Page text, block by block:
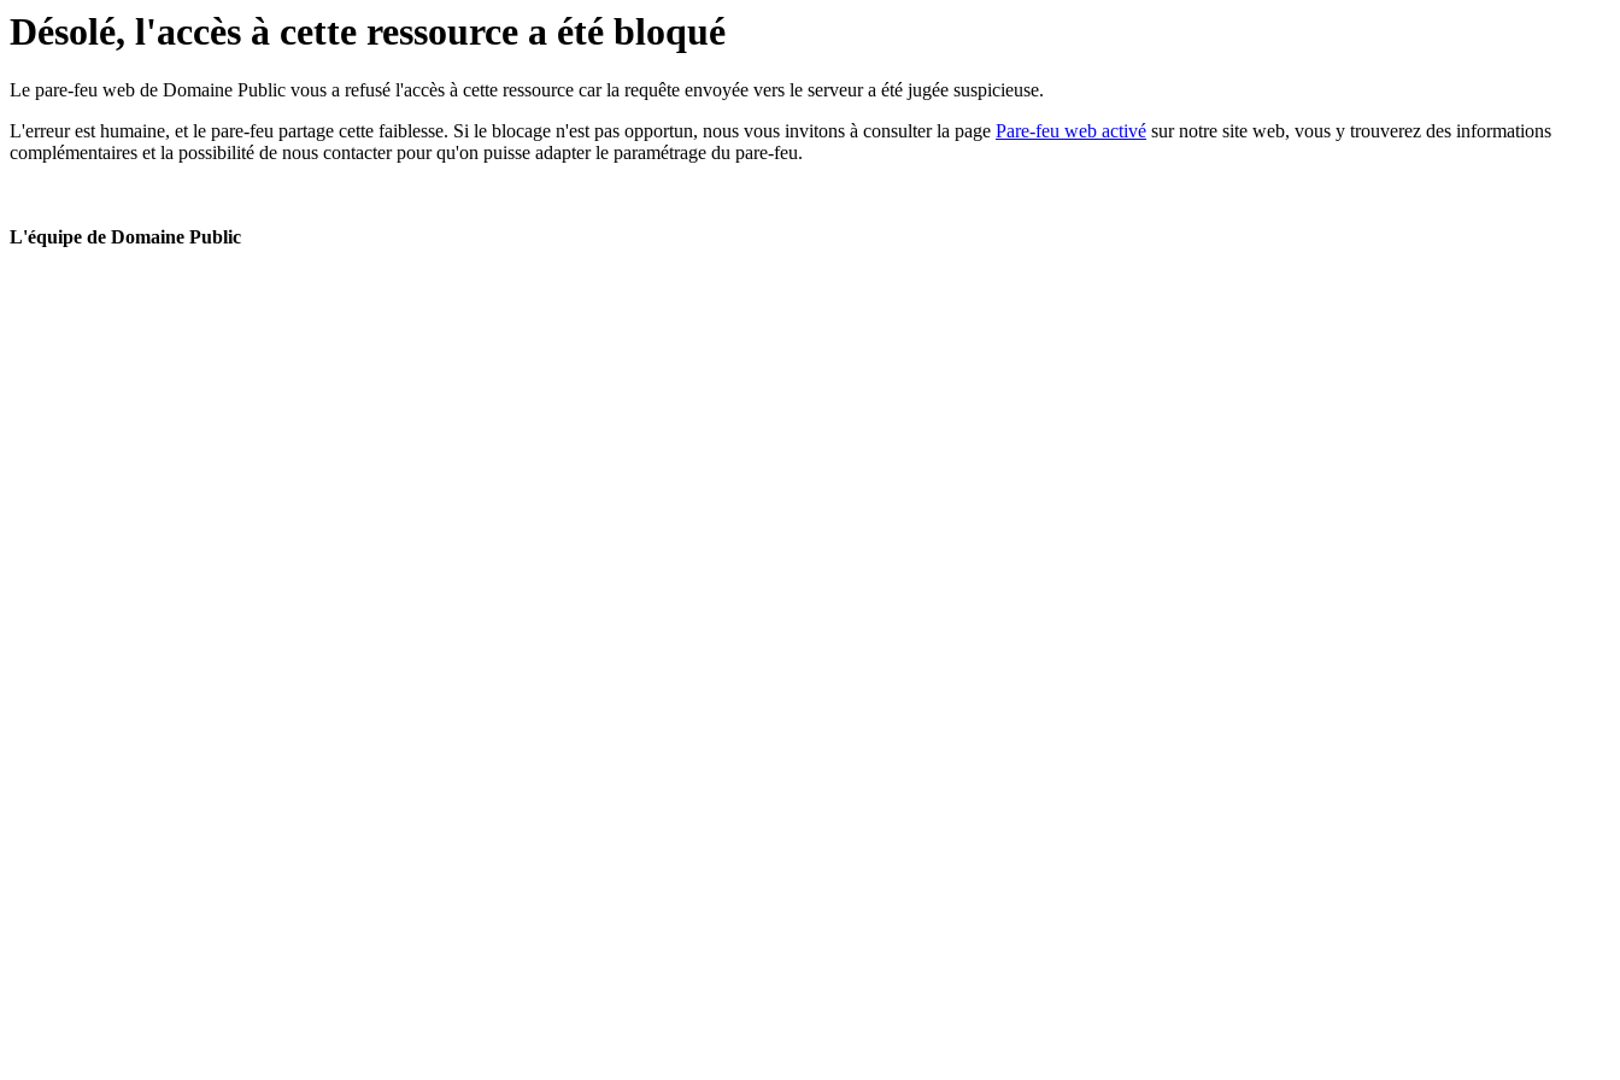
Désolé, l'accès à cette ressource a été bloqué
Le pare-feu web de Domaine Public vous a refusé l'accès à cette ressource car la requête envoyée vers le serveur a été jugée suspicieuse.
L'erreur est humaine, et le pare-feu partage cette faiblesse. Si le blocage n'est pas opportun, nous vous invitons à consulter la page Pare-feu web activé sur notre site web, vous y trouverez des informations
complémentaires et la possibilité de nous contacter pour qu'on puisse adapter le paramétrage du pare-feu.
L'équipe de Domaine Public